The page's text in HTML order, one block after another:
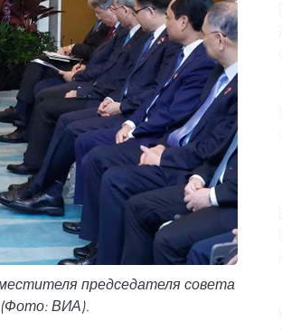
председателя совета
(Фото: ВИА).